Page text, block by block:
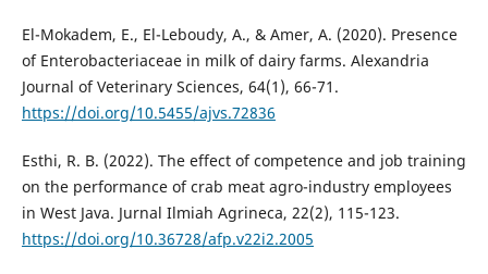
El-Mokadem, E., El-Leboudy, A., & Amer, A. (2020). Presence
of Enterobacteriaceae in milk of dairy farms. Alexandria
Journal of Veterinary Sciences, 64(1), 66-71.
https://doi.org/10.5455/ajvs.72836
Esthi, R. B. (2022). The effect of competence and job training
on the performance of crab meat agro-industry employees
in West Java. Jurnal Ilmiah Agrineca, 22(2), 115-123.
https://doi.org/10.36728/afp.v22i2.2005